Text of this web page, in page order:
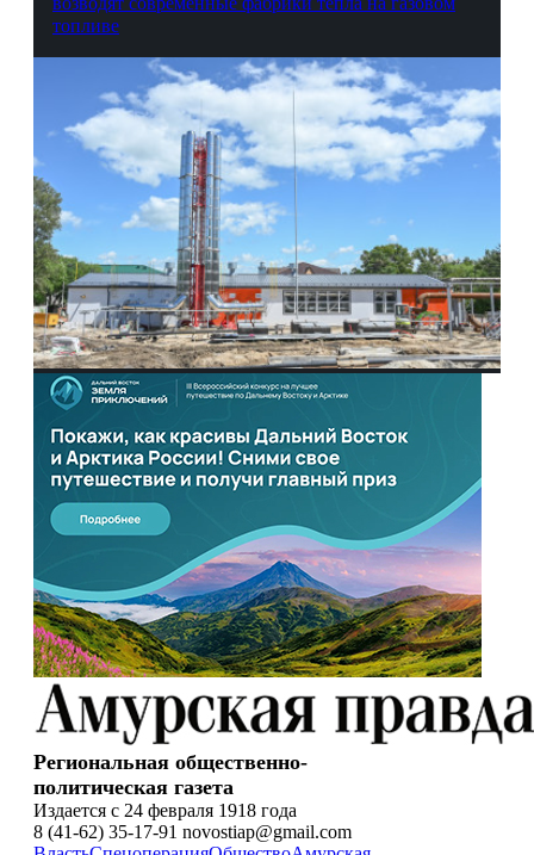
топливе
Региональная общественно-
политическая газета
Издается с 24 февраля 1918 года
8 (41-62) 35-17-91 novostiap@gmail.com